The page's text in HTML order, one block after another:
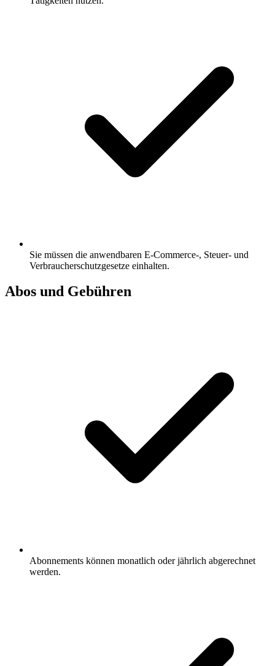
Sie müssen die anwendbaren E-Commerce-, Steuer- und
Verbraucherschutzgesetze einhalten.
Abos und Gebühren
Abonnements können monatlich oder jährlich abgerechnet
werden.